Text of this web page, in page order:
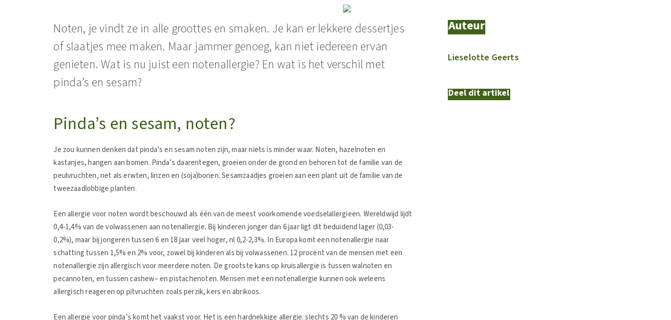
Noten, je vindt ze in alle groottes en smaken. Je kan er lekkere dessertjes
of slaatjes mee maken. Maar jammer genoeg, kan niet iedereen ervan
genieten. Wat is nu juist een notenallergie? En wat is het verschil met
pinda’s en sesam?
Pinda’s en sesam, noten?
Je zou kunnen denken dat pinda’s en sesam noten zijn, maar niets is minder waar. Noten, hazelnoten en
kastanjes, hangen aan bomen. Pinda’s daarentegen, groeien onder de grond en behoren tot de familie van de
peulvruchten, net als erwten, linzen en (soja)bonen. Sesamzaadjes groeien aan een plant uit de familie van de
tweezaadlobbige planten.
Een allergie voor noten wordt beschouwd als één van de meest voorkomende voedselallergieën. Wereldwijd lijdt
0,4-1,4% van de volwassenen aan notenallergie. Bij kinderen jonger dan 6 jaar ligt dit beduidend lager (0,03-
0,2%), maar bij jongeren tussen 6 en 18 jaar veel hoger, nl 0,2-2,3%. In Europa komt een notenallergie naar
schatting tussen 1,5% en 2% voor, zowel bij kinderen als bij volwassenen. 12 procent van de mensen met een
notenallergie zijn allergisch voor meerdere noten. De grootste kans op kruisallergie is tussen walnoten en
pecannoten, en tussen cashew– en pistachenoten. Mensen met een notenallergie kunnen ook weleens
allergisch reageren op pitvruchten zoals perzik, kers en abrikoos.
Een allergie voor pinda’s komt het vaakst voor. Het is een hardnekkige allergie: slechts 20 % van de kinderen
Auteur
Lieselotte Geerts
Deel dit artikel